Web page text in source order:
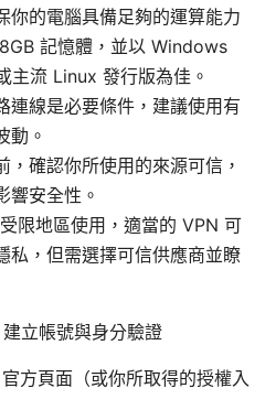
你的電腦具備足夠的運算能力
記憶體，並以 Windows
主流 Linux 發行版為佳。
連線是必要條件，建議使用有
動。
，確認你所使用的來源可信，
響安全性。
限地區使用，適當的 VPN 可
私，但需選擇可信供應商並瞭
立帳號與身分驗證
方頁面（或你所取得的授權入